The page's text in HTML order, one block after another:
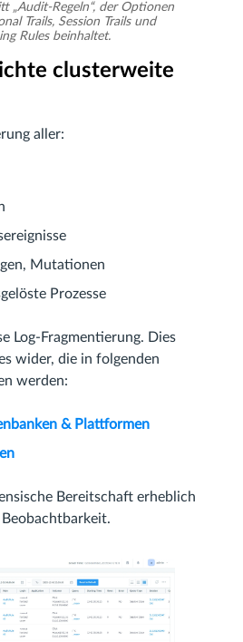
„Audit-Regeln“, der Optionen
Trails, Session Trails und
Rules beinhaltet.
clusterweite
aller:
Mutationen
Prozesse
Log-Fragmentierung. Dies
wider, die in folgenden
werden:
& Plattformen
Bereitschaft erheblich